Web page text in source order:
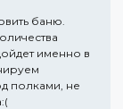
баню.
именно в
полками, не